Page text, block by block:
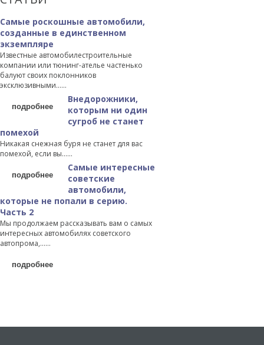
Самые роскошные автомобили,
созданные в единственном
экземпляре
Известные автомобилестроительные
компании или тюнинг-ателье частенько
балуют своих поклонников
эксклюзивными…...
подробнее
Внедорожники,
которым ни один
сугроб не станет
помехой
Никакая снежная буря не станет для вас
помехой, если вы…...
подробнее
Самые интересные
советские
автомобили,
которые не попали в серию.
Часть 2
Мы продолжаем рассказывать вам о самых
интересных автомобилях советского
автопрома,…...
подробнее